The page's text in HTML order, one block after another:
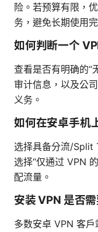
险。若预算有限，
务，避免长期使用
如何判断一个
查看是否有明确的“
审计信息，以及公
义务。
如何在安卓手机
选择具备分流/Split
选择“仅通过 VPN
配流量。
安装 VPN 是否
多数安卓 VPN 客